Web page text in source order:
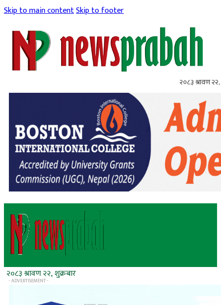
Skip to main contentSkip to footer
२०८३ श्रावण २२,
२०८३ श्रावण २२, शुक्रबार
- ADVERTISEMENT -